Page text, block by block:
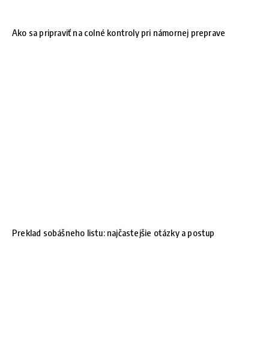
Ako sa pripraviť na colné kontroly pri námornej preprave
Preklad sobášneho listu: najčastejšie otázky a postup